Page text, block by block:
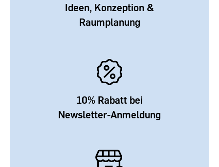
Ideen, Konzeption &
Raumplanung
10% Rabatt bei
Newsletter-Anmeldung